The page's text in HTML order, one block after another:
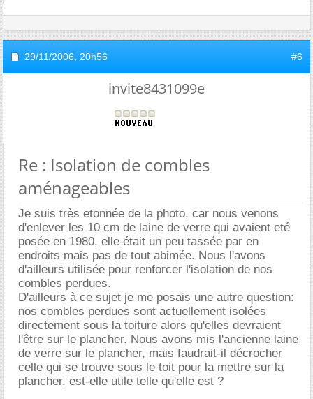
29/11/2006, 20h56 #6
invite8431099e
Re : Isolation de combles
aménageables
Je suis très etonnée de la photo, car nous venons
d'enlever les 10 cm de laine de verre qui avaient eté
posée en 1980, elle était un peu tassée par en
endroits mais pas de tout abimée. Nous l'avons
d'ailleurs utilisée pour renforcer l'isolation de nos
combles perdues.
D'ailleurs à ce sujet je me posais une autre question:
nos combles perdues sont actuellement isolées
directement sous la toiture alors qu'elles devraient
l'être sur le plancher. Nous avons mis l'ancienne laine
de verre sur le plancher, mais faudrait-il décrocher
celle qui se trouve sous le toit pour la mettre sur la
plancher, est-elle utile telle qu'elle est ?